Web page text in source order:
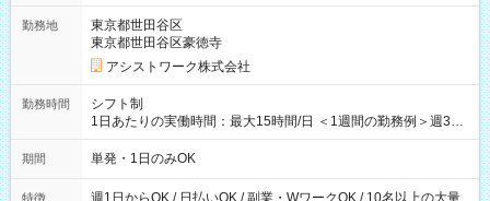
勤務地
東京都世田谷区
東京都世田谷区豪徳寺
アシストワーク株式会社
勤務時間
シフト制
1日あたりの実働時間：最大15時間/日 ＜1週間の勤務例＞週3回
勤務 勤務：月・水・金 休み：火・木・土・日 好きな時にお仕事
可能です！ ※1日あたりの最大実働時間は日勤、夜勤共に勤務し
期間 単発・1日のみOK
特徴 週1日からOK / 日払いOK / 副業・WワークOK / 10名以上の大量